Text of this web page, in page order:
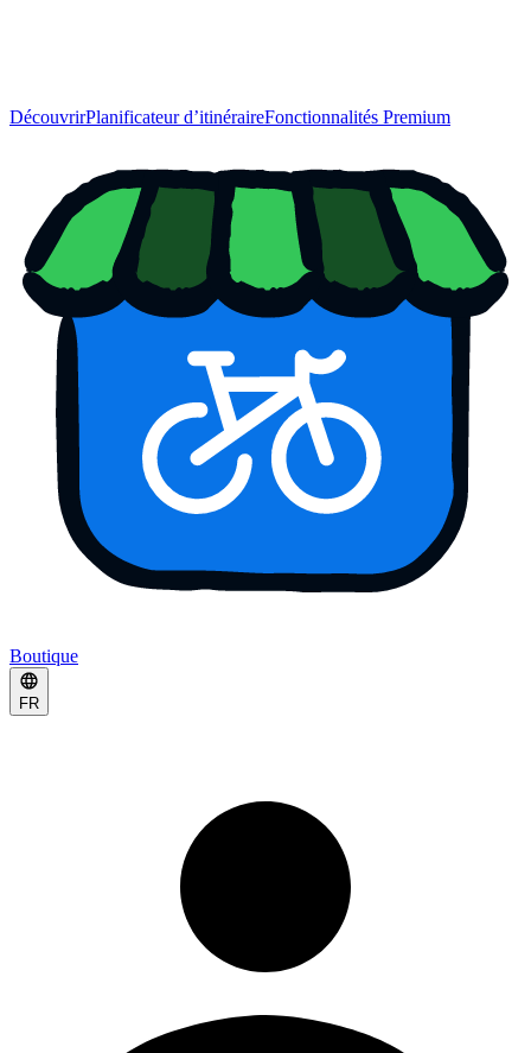
DécouvrirPlanificateur d’itinéraireFonctionnalités Premium
Boutique
FR